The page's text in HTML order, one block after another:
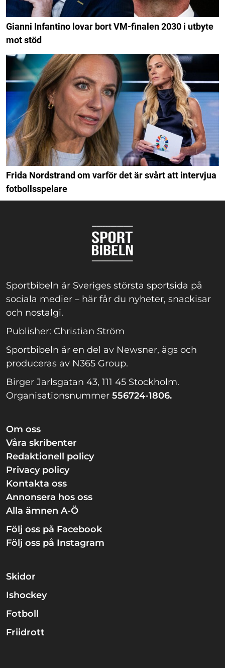
Gianni Infantino lovar bort VM-finalen 2030 i utbyte
mot stöd
Frida Nordstrand om varför det är svårt att intervjua
fotbollsspelare
Sportbibeln är Sveriges största sportsida på
sociala medier – här får du nyheter, snackisar
och nostalgi.
Publisher: Christian Ström
Sportbibeln är en del av Newsner, ägs och
produceras av N365 Group.
Birger Jarlsgatan 43, 111 45 Stockholm.
Organisationsnummer 556724-1806.
Om oss
Våra skribenter
Redaktionell policy
Privacy policy
Kontakta oss
Annonsera hos oss
Alla ämnen A-Ö
Följ oss på Facebook
Följ oss på Instagram
Skidor
Ishockey
Fotboll
Friidrott